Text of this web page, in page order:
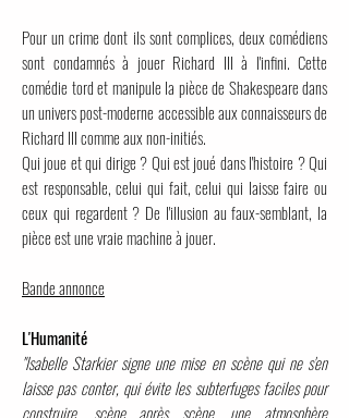
Pour un crime dont ils sont complices, deux comédiens
sont condamnés à jouer Richard III à l'infini. Cette
comédie tord et manipule la pièce de Shakespeare dans
un univers post-moderne accessible aux connaisseurs de
Richard III comme aux non-initiés.
Qui joue et qui dirige ? Qui est joué dans l'histoire ? Qui
est responsable, celui qui fait, celui qui laisse faire ou
ceux qui regardent ? De l'illusion au faux-semblant, la
pièce est une vraie machine à jouer.
Bande annonce
L'Humanité
"Isabelle Starkier signe une mise en scène qui ne s'en
laisse pas conter, qui évite les subterfuges faciles pour
construire, scène après scène, une atmosphère